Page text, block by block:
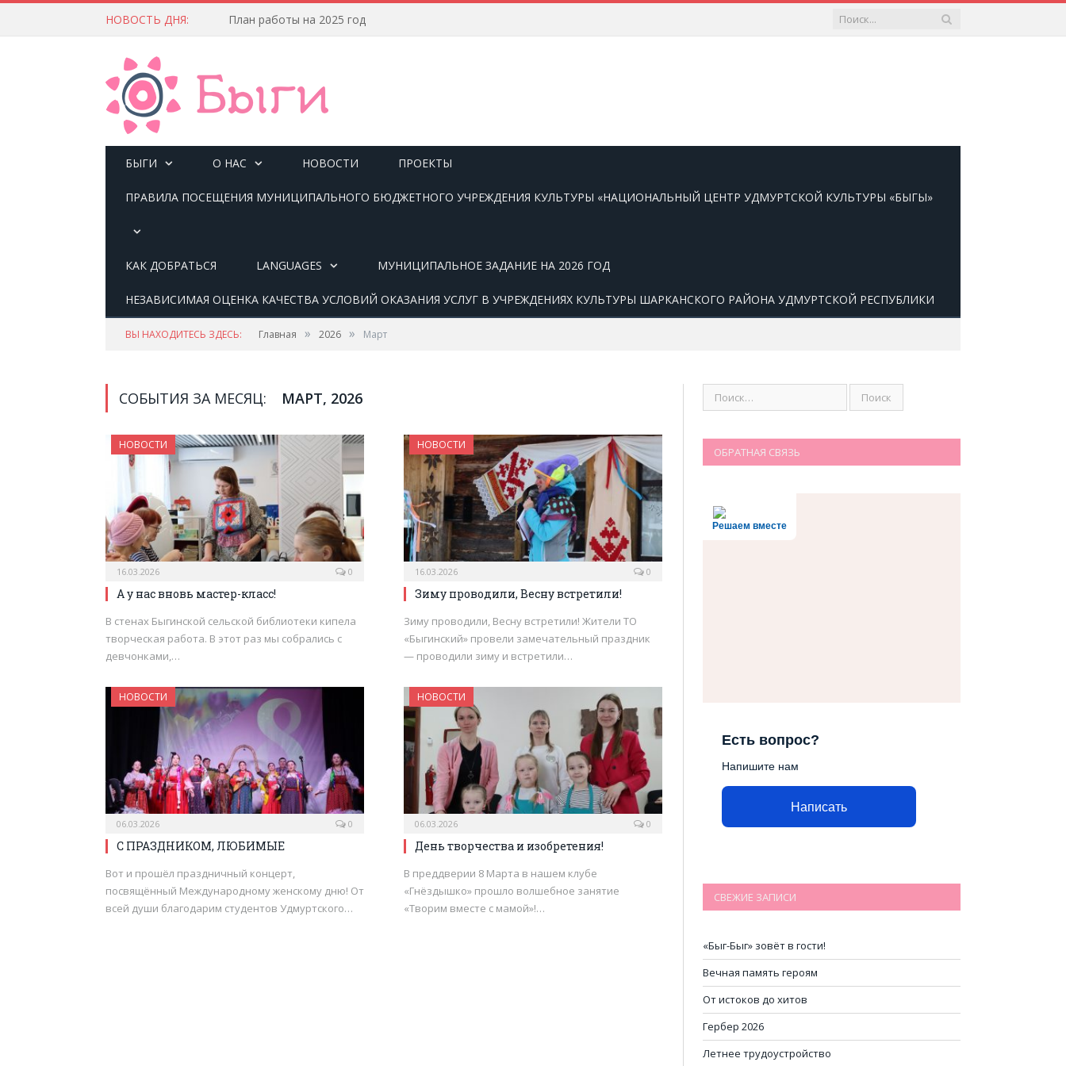
НОВОСТЬ ДНЯ: План работы на 2025 год
БЫГИ О НАС НОВОСТИ ПРОЕКТЫ
ПРАВИЛА ПОСЕЩЕНИЯ МУНИЦИПАЛЬНОГО БЮДЖЕТНОГО УЧРЕЖДЕНИЯ КУЛЬТУРЫ «НАЦИОНАЛЬНЫЙ ЦЕНТР УДМУРТСКОЙ КУЛЬТУРЫ «БЫГЫ»
КАК ДОБРАТЬСЯ LANGUAGES МУНИЦИПАЛЬНОЕ ЗАДАНИЕ НА 2026 ГОД
НЕЗАВИСИМАЯ ОЦЕНКА КАЧЕСТВА УСЛОВИЙ ОКАЗАНИЯ УСЛУГ В УЧРЕЖДЕНИЯХ КУЛЬТУРЫ ШАРКАНСКОГО РАЙОНА УДМУРТСКОЙ РЕСПУБЛИКИ
ВЫ НАХОДИТЕСЬ ЗДЕСЬ: Главная » 2026 » Март
СОБЫТИЯ ЗА МЕСЯЦ: МАРТ, 2026
НОВОСТИ
16.03.2026 0
А у нас вновь мастер-класс!
В стенах Быгинской сельской библиотеки кипела
творческая работа. В этот раз мы собрались с
девчонками,…
НОВОСТИ
16.03.2026 0
Зиму проводили, Весну встретили!
Зиму проводили, Весну встретили! Жители ТО
«Быгинский» провели замечательный праздник
— проводили зиму и встретили…
НОВОСТИ
06.03.2026 0
С ПРАЗДНИКОМ, ЛЮБИМЫЕ
Вот и прошёл праздничный концерт,
посвящённый Международному женскому дню! От
всей души благодарим студентов Удмуртского…
НОВОСТИ
06.03.2026 0
День творчества и изобретения!
В преддверии 8 Марта в нашем клубе
«Гнёздышко» прошло волшебное занятие
«Творим вместе с мамой»!…
ОБРАТНАЯ СВЯЗЬ
Решаем вместе
Есть вопрос?
Напишите нам
Написать
СВЕЖИЕ ЗАПИСИ
«Быг-Быг» зовёт в гости!
Вечная память героям
От истоков до хитов
Гербер 2026
Летнее трудоустройство